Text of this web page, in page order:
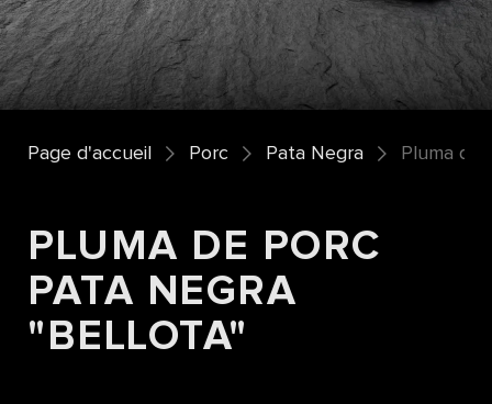
Page d'accueil Porc Pata Negra Pluma de
PLUMA DE PORC
PATA NEGRA
"BELLOTA"